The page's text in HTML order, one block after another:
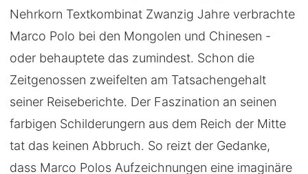
Nehrkorn Textkombinat Zwanzig Jahre verbrachte
Marco Polo bei den Mongolen und Chinesen -
oder behauptete das zumindest. Schon die
Zeitgenossen zweifelten am Tatsachengehalt
seiner Reiseberichte. Der Faszination an seinen
farbigen Schilderungern aus dem Reich der Mitte
tat das keinen Abbruch. So reizt der Gedanke,
dass Marco Polos Aufzeichnungen eine imaginäre